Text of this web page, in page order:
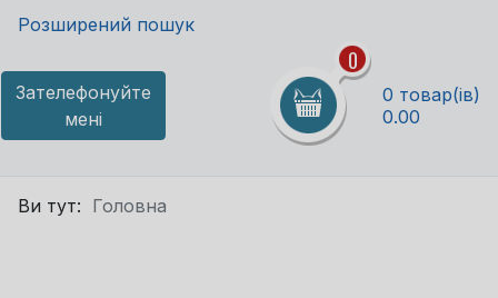
Розширений пошук
Зателефонуйте
мені
0
0 товар(ів)
0.00
Ви тут: Головна